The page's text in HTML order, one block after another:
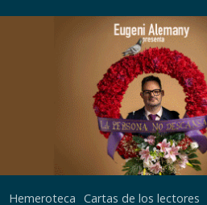
Hemeroteca Cartas de los lectores